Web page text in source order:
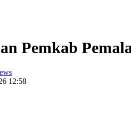
Pemkab
12:58